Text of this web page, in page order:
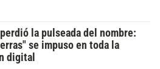
la pulseada del nombre:
se impuso en toda la
digital